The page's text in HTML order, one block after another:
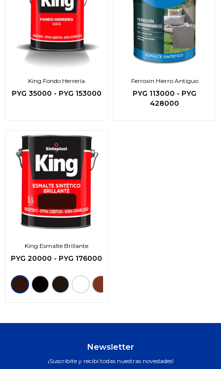
King Fondo Herrería
PYG 35000 - PYG 153000
Ferroxin Hierro Antiguo
PYG 113000 - PYG
428000
King Esmalte Brillante
PYG 20000 - PYG 176000
Newsletter
¡Suscribite y recibí todas nuestras novedades!